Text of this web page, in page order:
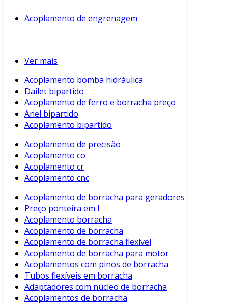
Acoplamento de engrenagem
Ver mais
Acoplamento bomba hidráulica
Dailet bipartido
Acoplamento de ferro e borracha preço
Anel bipartido
Acoplamento bipartido
Acoplamento de precisão
Acoplamento co
Acoplamento cr
Acoplamento cnc
Acoplamento de borracha para geradores
Preço ponteira em l
Acoplamento borracha
Acoplamento de borracha
Acoplamento de borracha flexível
Acoplamento de borracha para motor
Acoplamentos com pinos de borracha
Tubos flexíveis em borracha
Adaptadores com núcleo de borracha
Acoplamentos de borracha